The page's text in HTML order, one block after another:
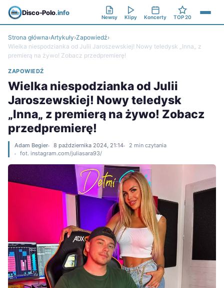
Disco-Polo.info
Newsy Klipy Koncerty TOP 20
Strona główna›Artykuły›Zapowiedź›
Wielka niespodzianka od Julii Jaroszewskiej! Nowy teledysk „Inna„ z
premierą na żywo! Zobacz przedpremierę!
ZAPOWIEDŹ
Wielka niespodzianka od Julii
Jaroszewskiej! Nowy teledysk
„Inna„ z premierą na żywo! Zobacz
przedpremierę!
Adam Begier 8 października 2024, 21:14
2 min czytania
fot. instagram.com/juliasara93/